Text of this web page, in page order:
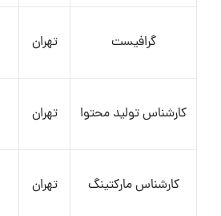
گرافیست تهران
کارشناس تولید محتوا تهران
کارشناس مارکتینگ تهران